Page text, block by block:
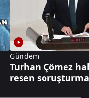
Gündem
Turhan Çömez
resen soruşturma